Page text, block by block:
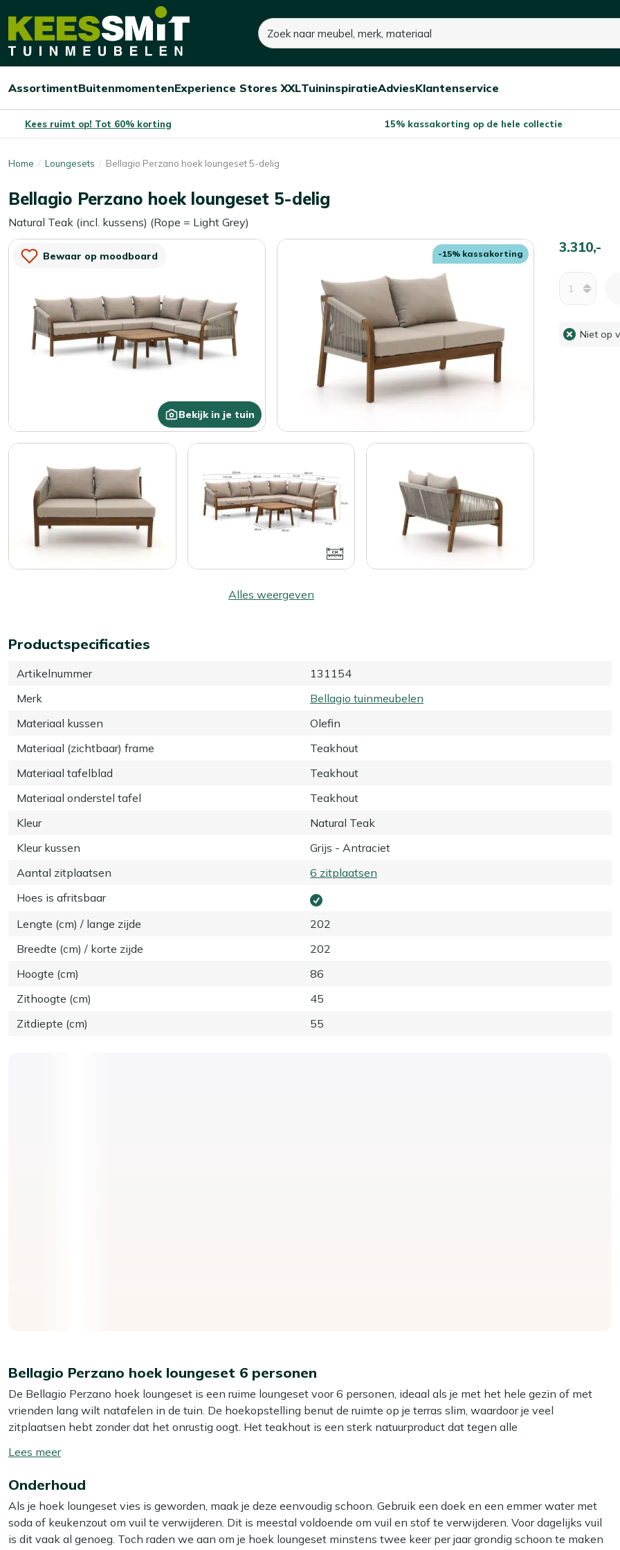
Kees
Tuinmeubelen
Zoeken
Open/sluit
Assortiment
Open/sluit
Buitenmomenten
Open/sluit
Experience Stores XXL
Open/sluit
Tuininspiratie
Open/sluit
Advies
Open/sluit
Klantenservice
Kees ruimt op! Tot 60% korting 15% kassakorting op de hele collectie
Home Loungesets Bellagio Perzano hoek loungeset 5-delig
Bellagio Perzano hoek loungeset 5-delig
Natural Teak (incl. kussens) (Rope = Light Grey)
Bewaar op moodboard
Bekijk in je tuin
-15% kassakorting
Alles weergeven
3.310,-
3.310,- Dit product is niet op voorraad
Niet op
Productspecificaties
Artikelnummer
131154
Merk
Bellagio tuinmeubelen
Materiaal kussen
Olefin
Materiaal (zichtbaar) frame
Teakhout
Materiaal tafelblad
Teakhout
Materiaal onderstel tafel
Teakhout
Kleur
Natural Teak
Kleur kussen
Grijs - Antraciet
Aantal zitplaatsen
6 zitplaatsen
Hoes is afritsbaar
Lengte (cm) / lange zijde
202
Breedte (cm) / korte zijde
202
Hoogte (cm)
86
Zithoogte (cm)
45
Zitdiepte (cm)
55
Bellagio Perzano hoek loungeset 6 personen
De Bellagio Perzano hoek loungeset is een ruime loungeset voor 6 personen, ideaal als je met het hele gezin of met
vrienden lang wilt natafelen in de tuin. De hoekopstelling benut de ruimte op je terras slim, waardoor je veel
zitplaatsen hebt zonder dat het onrustig oogt. Het teakhout is een sterk natuurproduct dat tegen alle
rope in lichtgrijs, dat snel opdroogt na regen en niet heet wordt in de volle zon, waardoor je ook op warme dagen
glas omgaat.
Eigenschappen
Toon/verberg
meer
Onderhoud
Als je hoek loungeset vies is geworden, maak je deze eenvoudig schoon. Gebruik een doek en een emmer water met
soda of keukenzout om vuil te verwijderen. Dit is meestal voldoende om vuil en stof te verwijderen. Voor dagelijks vuil
is dit vaak al genoeg. Toch raden we aan om je hoek loungeset minstens twee keer per jaar grondig schoon te maken